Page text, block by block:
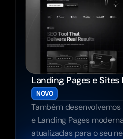
Landing Pages e
NOVO
Também
e Landing Pages
atualizadas para o seu